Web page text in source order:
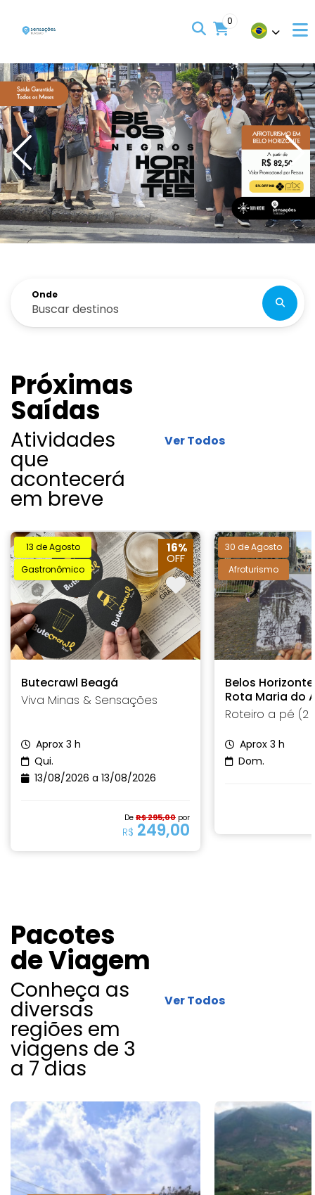
0
Onde
Buscar destinos
Próximas
Saídas
Atividades
que
acontecerá
em breve
Ver Todos
13 de Agosto
Gastronômico
16%
OFF
Butecrawl Beagá
Viva Minas & Sensações
Aprox 3 h
Qui.
13/08/2026 a 13/08/2026
De R$ 295,00 por
R$ 249,00
30 de Agosto
Afroturismo
Belos
Rota Maria do
Roteiro a pé (2
Aprox 3 h
Dom.
Pacotes
de Viagem
Conheça as
diversas
regiões em
viagens de 3
a 7 dias
Ver Todos